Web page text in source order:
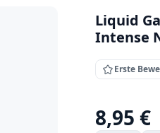
Liquid
Intense
Erste
Regulärer
8,95 €